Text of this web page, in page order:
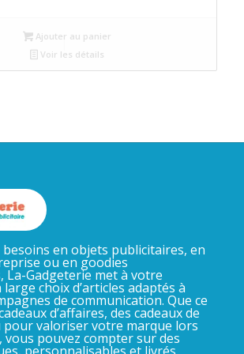
Ajouter au panier
Voir les détails
en objets publicitaires, en
ou en goodies
La-Gadgeterie met à votre
choix d’articles adaptés à
de communication. Que ce
d’affaires, des cadeaux de
pour valoriser votre marque lors
vous pouvez compter sur des